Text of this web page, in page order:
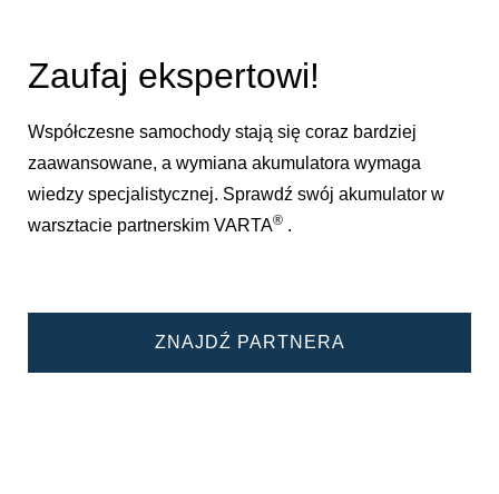
Zaufaj ekspertowi!
Współczesne samochody stają się coraz bardziej
zaawansowane, a wymiana akumulatora wymaga
wiedzy specjalistycznej. Sprawdź swój akumulator w
warsztacie partnerskim VARTA® .
ZNAJDŹ PARTNERA